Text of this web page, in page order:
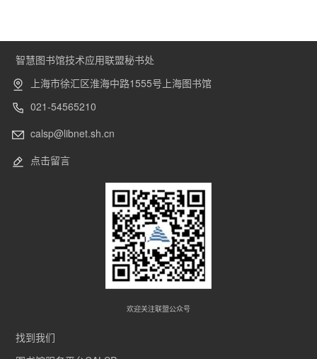
智慧图书馆技术应用联盟秘书处
上海市徐汇区淮海中路1555号上海图书馆
021-54565210
calsp@libnet.sh.cn
点击留言
欢迎关注联盟公众号
找到我们